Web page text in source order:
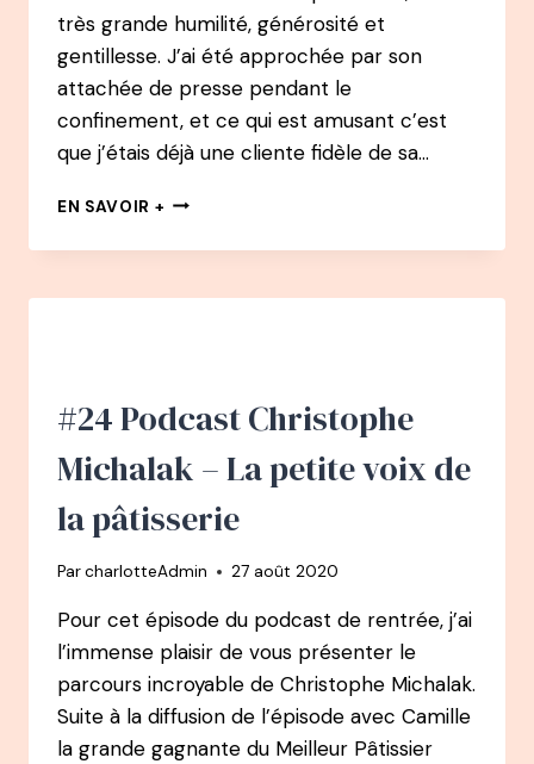
très grande humilité, générosité et
gentillesse. J’ai été approchée par son
attachée de presse pendant le
confinement, et ce qui est amusant c’est
que j’étais déjà une cliente fidèle de sa…
EN SAVOIR + #26
–
STOCLET-
ANS
DE
ET
AVEC
MARI
POUR
CO-
FONDER
LA
MERINGAIE
#24 Podcast Christophe
Michalak – La petite voix de
la pâtisserie
ParcharlotteAdmin 27 août 2020
Pour cet épisode du podcast de rentrée, j’ai
l’immense plaisir de vous présenter le
parcours incroyable de Christophe Michalak.
Suite à la diffusion de l’épisode avec Camille
la grande gagnante du Meilleur Pâtissier